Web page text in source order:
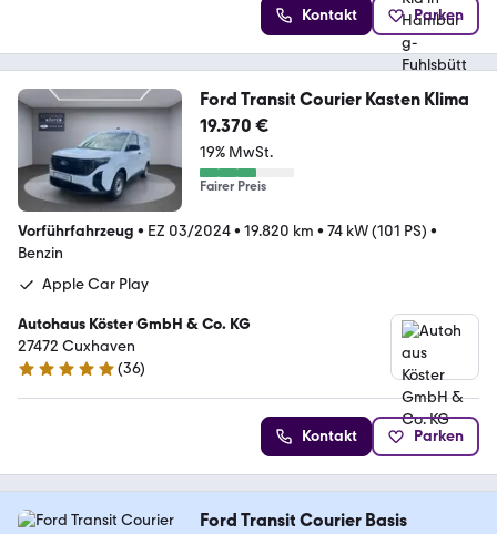
Kontakt Parken
Ford Transit Courier Kasten Klima
19.370 €
19% MwSt.
Fairer Preis
Vorführfahrzeug • EZ 03/2024• 19.820 km • 74 kW (101 PS) •
Benzin
Apple Car Play
Autohaus Köster GmbH & Co. KG
27472 Cuxhaven
5 Sterne
(36)
Kontakt Parken
Ford Transit Courier Basis